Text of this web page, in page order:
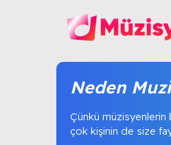
Neden
Çünkü müzisyenlerin
çok kişinin de size